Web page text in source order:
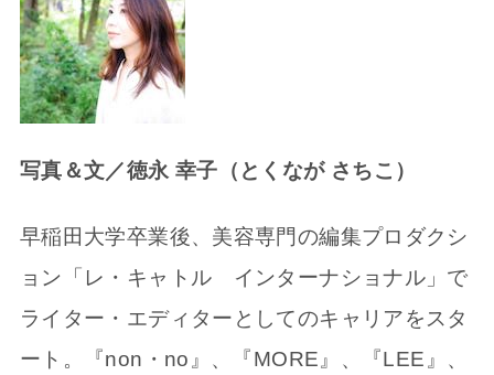
写真＆文／徳永 幸子（とくなが さちこ）
早稲田大学卒業後、美容専門の編集プロダクシ
ョン「レ・キャトル インターナショナル」で
ライター・エディターとしてのキャリアをスタ
ート。『non・no』、『MORE』、『LEE』、